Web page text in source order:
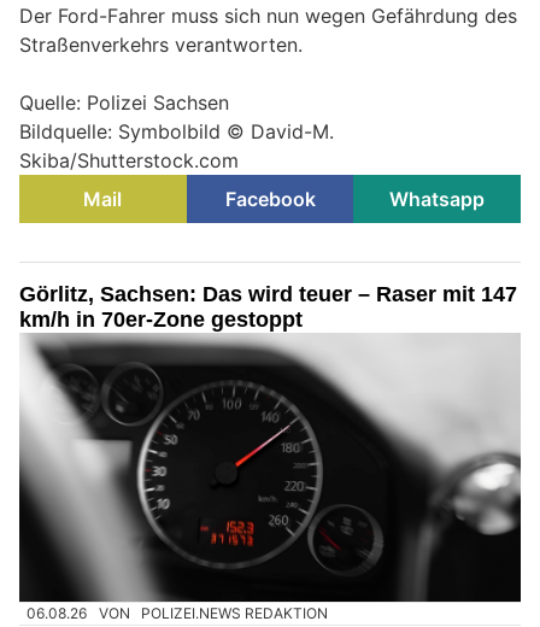
Der Ford-Fahrer muss sich nun wegen Gefährdung des
Straßenverkehrs verantworten.
Quelle: Polizei Sachsen
Bildquelle: Symbolbild © David-M.
Skiba/Shutterstock.com
Mail
Facebook Whatsapp
Görlitz, Sachsen: Das wird teuer – Raser mit 147
km/h in 70er-Zone gestoppt
06.08.26 VON POLIZEI.NEWS REDAKTION